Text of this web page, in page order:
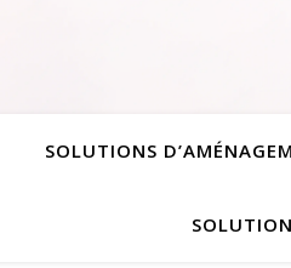
SOLUTIONS